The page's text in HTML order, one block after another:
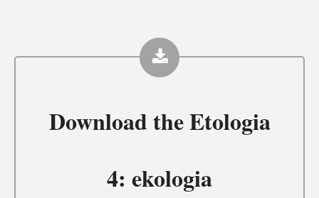
Download theEtologia
4: ekologia